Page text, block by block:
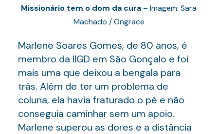
Missionário tem o dom da cura – Imagem: Sara
Machado / Ongrace
Marlene Soares Gomes, de 80 anos, é
membro da IIGD em São Gonçalo e foi
mais uma que deixou a bengala para
trás. Além de ter um problema de
coluna, ela havia fraturado o pé e não
conseguia caminhar sem um apoio.
Marlene superou as dores e a distância